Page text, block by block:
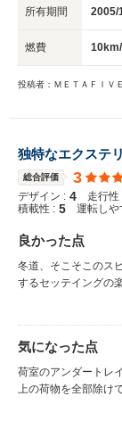
所有期間 2005/
燃費
投稿者：ＭＥＴＡＦＩＶ
独特なエクステ
総合評価 3
デザイン : 4 走行性
積載性 : 5 運転しや
良かった点
冬道、そこそこのス
するセッテイングの
られなかったもの
ニングできて足元が
く便利｡
気になった点
荷室のアンダートレ
上の荷物を全部除け
速が4ATとあまり変